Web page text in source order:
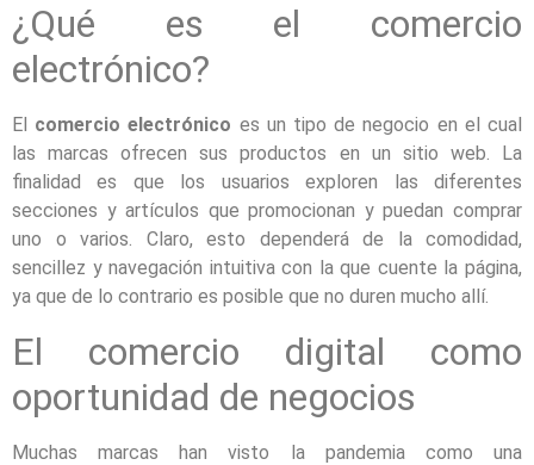
¿Qué es el comercio
electrónico?
El comercio electrónico es un tipo de negocio en el cual
las marcas ofrecen sus productos en un sitio web. La
finalidad es que los usuarios exploren las diferentes
secciones y artículos que promocionan y puedan comprar
uno o varios. Claro, esto dependerá de la comodidad,
sencillez y navegación intuitiva con la que cuente la página,
ya que de lo contrario es posible que no duren mucho allí.
El comercio digital como
oportunidad de negocios
Muchas marcas han visto la pandemia como una